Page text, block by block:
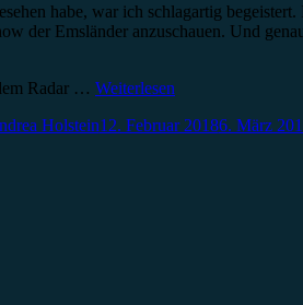
habe, war ich schlagartig
der Emsländer anzuschauen. Und
Radar … Weiterlesen
Holstein12. Februar 20186. März